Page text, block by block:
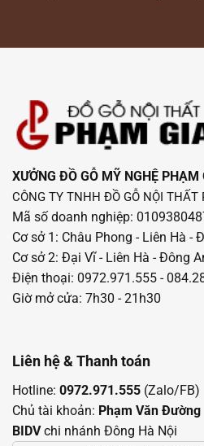
XƯỞNG ĐỒ GỖ MỸ NGHỆ PHẠM
CÔNG TY TNHH ĐỒ GỖ NỘI THẤT
Mã số doanh nghiệp:
Cơ sở 1: Châu Phong - Liên Hà -
Cơ sở 2: Đại Vĩ - Liên Hà - Đông
Điện thoại: 0972.971.555 -
Giờ mở cửa: 7h30 - 21h30
Liên hệ & Thanh toán
Hotline: 0972.971.555 (Zalo/FB)
Chủ tài khoản: Phạm Văn Đường
BIDVchi nhánh Đông Hà Nội